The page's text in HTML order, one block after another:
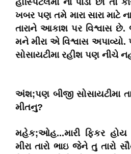
હોસ્પિટલમાં ના પાડો છો
ખબર પણ તમે મારા સારા માટે
તારાને આકાશ પર વિશ્વાસ
મને મીરા એ વિશ્વાસ
સોસાયટીમા રહીશ પણ નીચે
અંશ;પણ બીજી સોસાયટીમા
મીતનુ?
મહેક;ઓહ...મારી ફિકર
મીરા તારો ભાઇ જેને તુ તારો